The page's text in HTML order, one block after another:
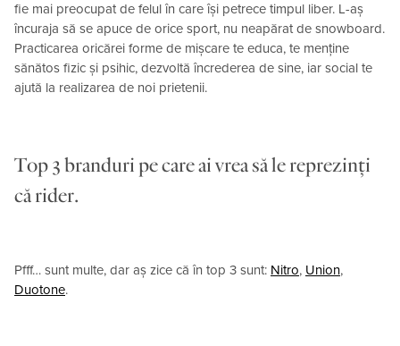
fie mai preocupat de felul în care își petrece timpul liber. L-aș
încuraja să se apuce de orice sport, nu neapărat de snowboard.
Practicarea oricărei forme de mișcare te educa, te menține
sănătos fizic și psihic, dezvoltă încrederea de sine, iar social te
ajută la realizarea de noi prietenii.
Top 3 branduri pe care ai vrea să le reprezinți
că rider.
Pfff… sunt multe, dar aș zice că în top 3 sunt: Nitro, Union,
Duotone.